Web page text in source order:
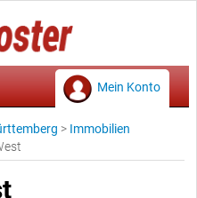
Mein Konto
> Immobilien